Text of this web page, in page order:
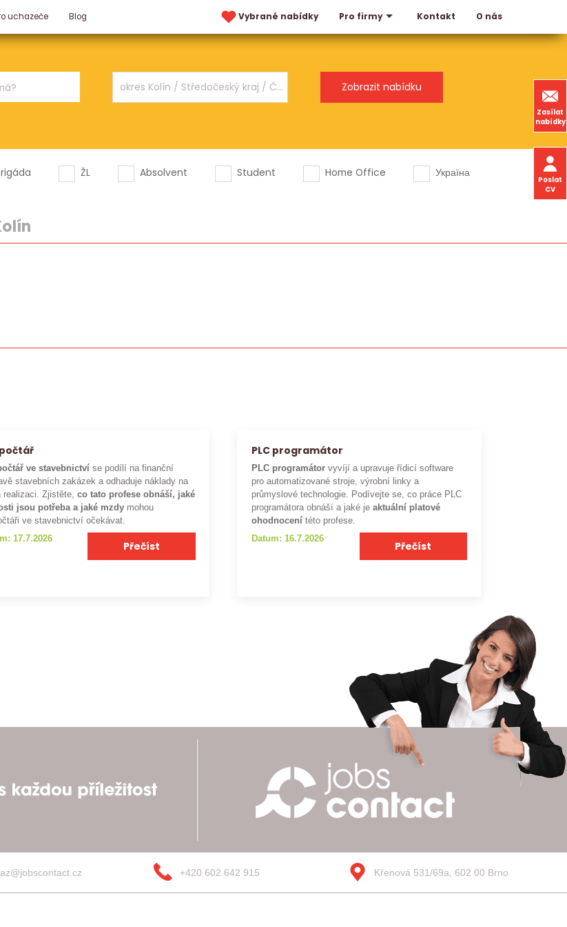
uchazeče Blog Vybrané nabídky Pro firmy Kontakt O nás
Zasílat
nabídky
Poslat
CV
ŽL Absolvent Student Home Office
Україна
ve stavebnictví se podílí na finanční
stavebních zakázek a odhaduje náklady na
realizaci. Zjistěte,co tato profese obnáší, jaké
jsou potřeba a jaké mzdy mohou
ve stavebnictví očekávat.
17.7.2026
Přečíst
PLC programátor
PLC programátor vyvíjí a upravuje řídicí software
pro automatizované stroje, výrobní linky a
průmyslové technologie. Podívejte se, co práce PLC
programátora obnáší a jaké je aktuální platové
ohodnocení této profese.
Datum: 16.7.2026
Přečíst
+420 602 642 915 Křenová 531/69a, 602 00 Brno